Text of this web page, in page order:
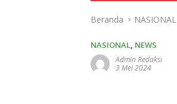
Beranda NASIONAL
NASIONAL, NEWS
Admin Redaksi
3 Mei 2024